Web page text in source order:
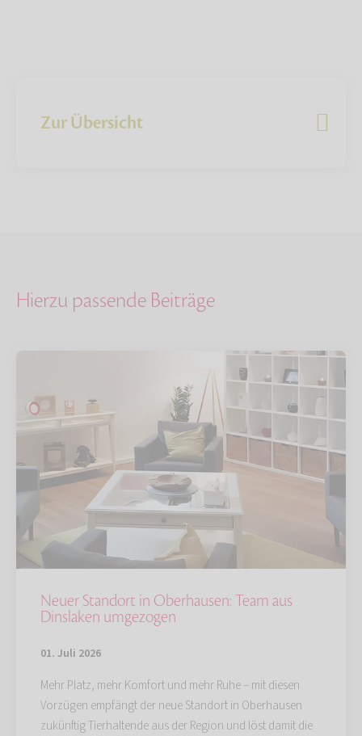
Zur Übersicht
Hierzu passende Beiträge
Neuer Standort in Oberhausen: Team aus
Dinslaken umgezogen
01. Juli 2026
Mehr Platz, mehr Komfort und mehr Ruhe – mit diesen
Vorzügen empfängt der neue Standort in Oberhausen
zukünftig Tierhaltende aus der Region und löst damit die